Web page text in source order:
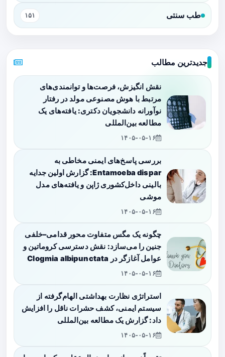
طب سنتی ۱۵۱
جدیدترین مطالب
نقش انگیزش، فرصت‌ها و توانمندی‌های
مرتبط با هوش مصنوعی مولد در رفتار
نوآورانه دانشجویان دکتری: یافته‌های یک
مطالعه بین‌المللی
۱۴۰۵-۰۵-۱۶
بررسی پاسخ‌های ایمنی مخاطی به
Entamoeba dispar: گزارش اولین جدایه
بالینی داخل‌کشوری ژاپن و یافته‌های مدل
موشی
۱۴۰۵-۰۵-۱۶
چگونه یک مگس متفاوت محور قدامی–خلفی
جنین را می‌سازد: نقش دسترسی کروماتین و
عوامل آغازگر در Clogmia albipunctata
۱۴۰۵-۰۵-۱۶
استراتژی نظارت بهداشتی الهام‌گرفته از
سیستم ایمنی، کشف حشرات ناقل را افزایش
داد: گزارش یک مطالعه بین‌المللی
۱۴۰۵-۰۵-۱۶